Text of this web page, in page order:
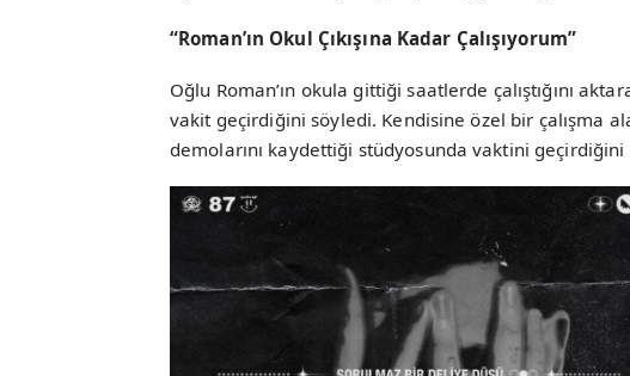
“Roman’ın Okul Çıkışına Kadar Çalışıyorum”
Oğlu Roman’ın okula gittiği saatlerde çalıştığını
vakit geçirdiğini söyledi. Kendisine özel bir çalışma
demolarını kaydettiği stüdyosunda vaktini geçirdiğini